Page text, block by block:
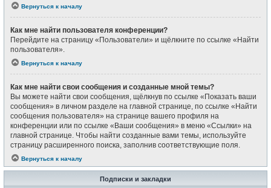
Вернуться к началу
Как мне найти пользователя конференции?
Перейдите на страницу «Пользователи» и щёлкните по ссылке «Найти
пользователя».
Вернуться к началу
Как мне найти свои сообщения и созданные мной темы?
Вы можете найти свои сообщения, щёлкнув по ссылке «Показать ваши
сообщения» в личном разделе на главной странице, по ссылке «Найти
сообщения пользователя» на странице вашего профиля на
конференции или по ссылке «Ваши сообщения» в меню «Ссылки» на
главной странице. Чтобы найти созданные вами темы, используйте
страницу расширенного поиска, заполнив соответствующие поля.
Вернуться к началу
Подписки и закладки